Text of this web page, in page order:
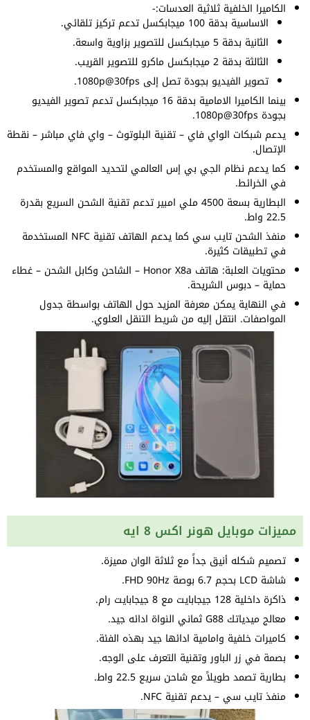
الكاميرا الخلفية ثلاثية العدسات:-
الاساسية بدقة 100 ميجابكسل تدعم تركيز تلقائي.
الثانية بدقة 5 ميجابكسل للتصوير بزاوية واسعة.
الثالثة بدقة 2 ميجابكسل ماكرو للتصوير القريب.
تصوير الفيديو بجودة تصل إلى 1080p@30fps.
بينما الكاميرا الامامية بدقة 16 ميجابكسل تدعم تصوير الفيديو
بجودة 1080p@30fps.
يدعم شبكات الواي فاي – تقنية البلوتوث – واي فاي مباشر – نقطة
الإتصال.
كما يدعم نظام الجي بي إس العالمي لتحديد المواقع والمستخدم
في الخرائط.
البطارية بسعة 4500 ملي امبير تدعم تقنية الشحن السريع بقدرة
22.5 واط.
منفذ الشحن تايب سي كما يدعم الهاتف تقنية NFC المستخدمة
في تطبيقات كثيرة.
محتويات العلبة: هاتف Honor X8a – الشاحن وكابل الشحن – غطاء
حماية – دبوس الشريحة.
في النهاية يمكن معرفة المزيد حول الهاتف بواسطة جدول
المواصفات. انتقل إليه من شريط التنقل العلوي.
مميزات موبايل هونر اكس 8 ايه
تصميم شكله أنيق جداً مع ثلاثة الوان مميزة.
شاشة LCD بحجم 6.7 بوصة FHD 90Hz.
ذاكرة داخلية 128 جيجابايت مع 8 جيجابايت رام.
معالج ميدياتك G88 ثماني النواة ادائه جيد.
كاميرات خلفية وامامية ادائها جيد بهذه الفئة.
بصمة في زر الباور وتقنية التعرف على الوجه.
بطارية تصمد طويلاً مع شاحن سريع 22.5 واط.
منفذ تايب سي – يدعم تقنية NFC.